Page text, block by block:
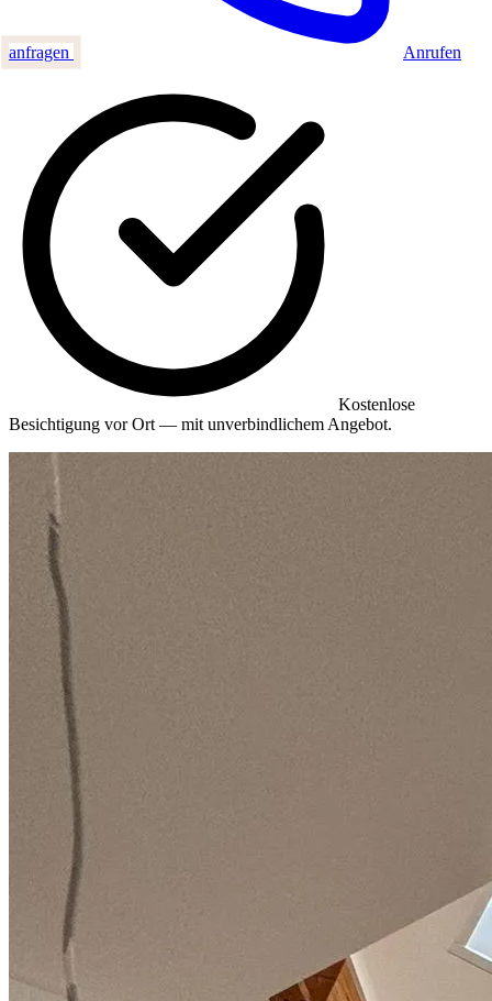
anfragen Anrufen
Kostenlose
Besichtigung vor Ort — mit unverbindlichem Angebot.